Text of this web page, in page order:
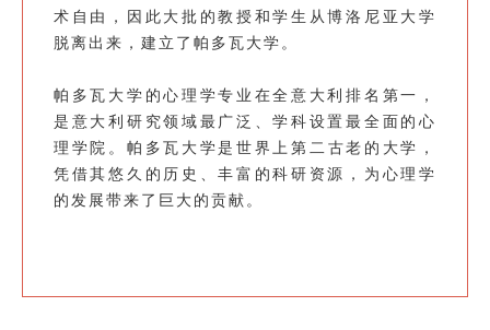
术自由，因此大批的教授和学生从博洛尼亚大学
脱离出来，建立了帕多瓦大学。
帕多瓦大学的心理学专业在全意大利排名第一，
是意大利研究领域最广泛、学科设置最全面的心
理学院。 帕多瓦大学是世界上第二古老的大学，
凭借其悠久的历史、丰富的科研资源，为心理学
的发展带来了巨大的贡献。